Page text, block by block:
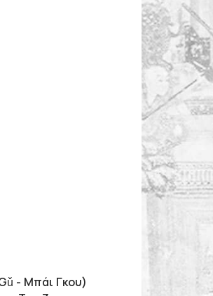
- Μπάι Γκου)